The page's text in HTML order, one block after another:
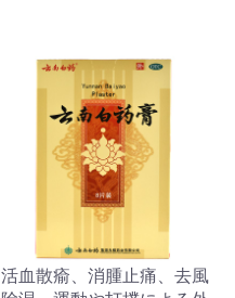
活血散瘉、消腫止痛、去風